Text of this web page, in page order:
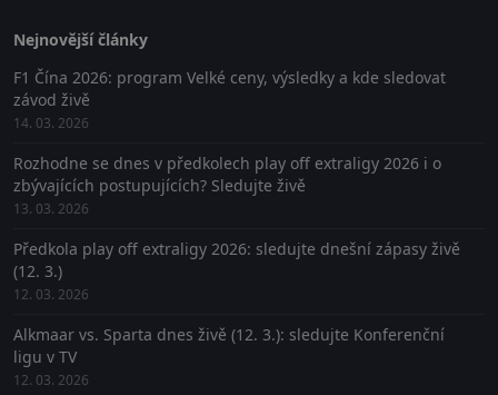
Nejnovější články
F1 Čína 2026: program Velké ceny, výsledky a kde sledovat
závod živě
14. 03. 2026
Rozhodne se dnes v předkolech play off extraligy 2026 i o
zbývajících postupujících? Sledujte živě
13. 03. 2026
Předkola play off extraligy 2026: sledujte dnešní zápasy živě
(12. 3.)
12. 03. 2026
Alkmaar vs. Sparta dnes živě (12. 3.): sledujte Konferenční
ligu v TV
12. 03. 2026